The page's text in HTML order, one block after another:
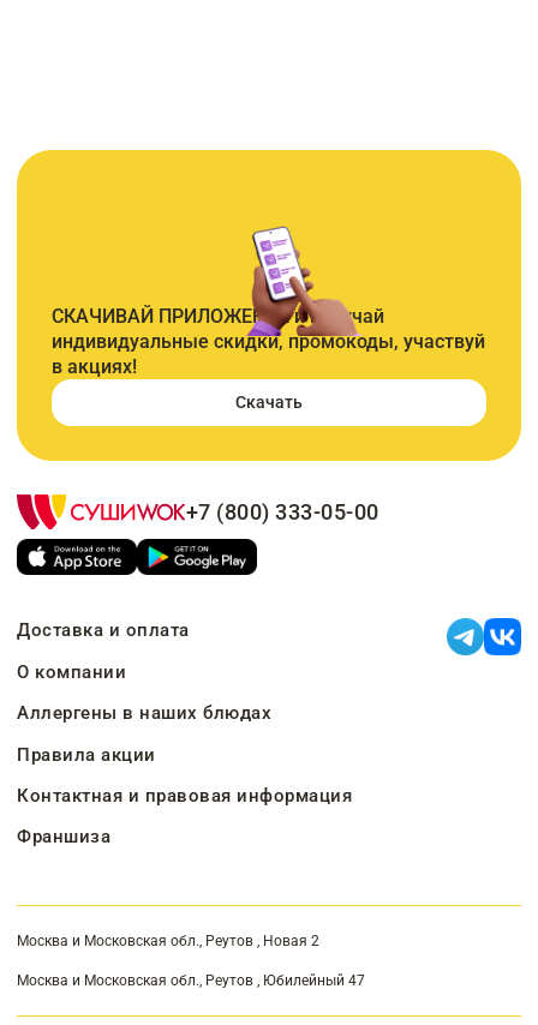
СКАЧИВАЙ ПРИЛОЖЕНИЕ и получай
индивидуальные скидки, промокоды, участвуй
в акциях!
Скачать
+7 (800) 333-05-00
Доставка и оплата
О компании
Аллергены в наших блюдах
Правила акции
Контактная и правовая информация
Франшиза
Москва и Московская обл., Реутов , Новая 2
Москва и Московская обл., Реутов , Юбилейный 47